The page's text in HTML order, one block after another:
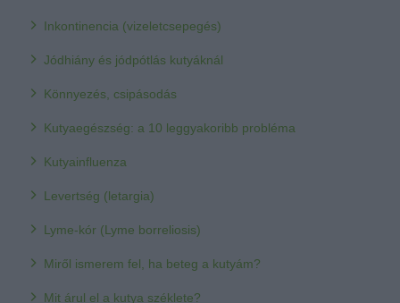
Inkontinencia (vizeletcsepegés)
Jódhiány és jódpótlás kutyáknál
Könnyezés, csipásodás
Kutyaegészség: a 10 leggyakoribb probléma
Kutyainfluenza
Levertség (letargia)
Lyme-kór (Lyme borreliosis)
Miről ismerem fel, ha beteg a kutyám?
Mit árul el a kutya széklete?